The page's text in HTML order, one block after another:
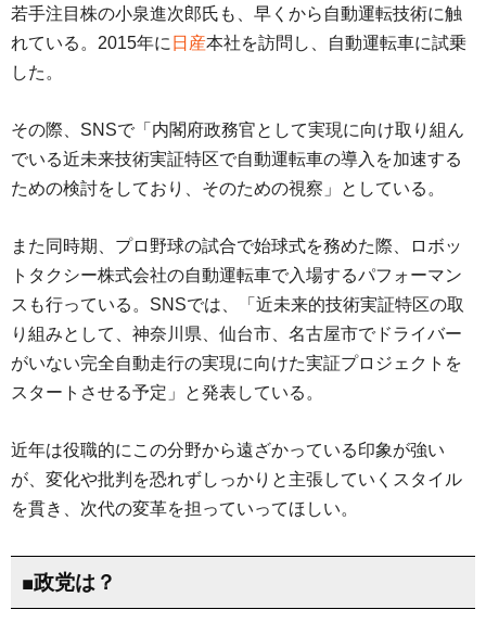
若手注目株の小泉進次郎氏も、早くから自動運転技術に触
れている。2015年に 日産本社を訪問し、自動運転車に試乗
した。
その際、SNSで「内閣府政務官として実現に向け取り組ん
でいる近未来技術実証特区で自動運転車の導入を加速する
ための検討をしており、そのための視察」としている。
また同時期、プロ野球の試合で始球式を務めた際、ロボッ
トタクシー株式会社の自動運転車で入場するパフォーマン
スも行っている。SNSでは、「近未来的技術実証特区の取
り組みとして、神奈川県、仙台市、名古屋市でドライバー
がいない完全自動走行の実現に向けた実証プロジェクトを
スタートさせる予定」と発表している。
近年は役職的にこの分野から遠ざかっている印象が強い
が、変化や批判を恐れずしっかりと主張していくスタイル
を貫き、次代の変革を担っていってほしい。
■政党は？